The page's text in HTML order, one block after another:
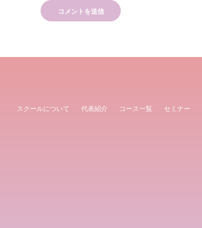
スクールについて 代表紹介 コース一覧 セミナー